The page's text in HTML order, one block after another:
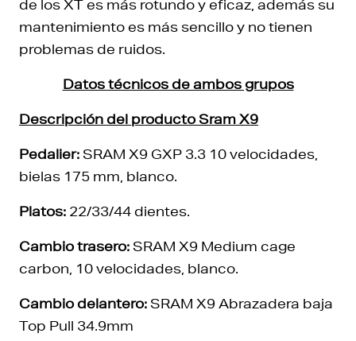
de los XT es más rotundo y eficaz, además su
mantenimiento es más sencillo y no tienen
problemas de ruidos.
Datos técnicos de ambos grupos
Descripción del producto Sram X9
Pedalier:SRAM X9 GXP 3.3 10 velocidades,
bielas 175 mm, blanco.
Platos: 22/33/44 dientes.
Cambio trasero:SRAM X9 Medium cage
carbon, 10 velocidades, blanco.
Cambio delantero:SRAM X9 Abrazadera baja
Top Pull 34.9mm